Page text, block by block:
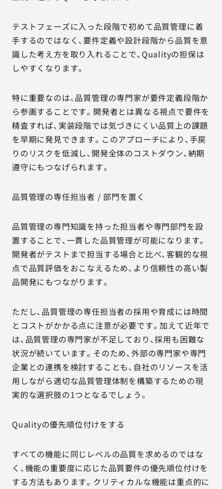
テストフェーズに入った段階で初めて品質管理に着
手するのではなく、要件定義や設計段階から品質を意
識した考え方を取り入れることで、Qualityの担保は
しやすくなります。
特に重要なのは、品質管理の専門家が要件定義段階か
ら参画することです。開発者とは異なる視点で要件を
精査すれば、実装段階では気づきにくい品質上の課題
を早期に発見できます。このアプローチにより、手戻
りのリスクを低減し、開発全体のコストダウン、納期
遵守にもつなげられます。
品質管理の専任担当者 / 部門を置く
品質管理の専門知識を持った担当者や専門部門を設
置することで、一貫した品質管理が可能になります。
開発者がテストまで担当する場合と比べ、客観的な視
点で品質評価をおこなえるため、より信頼性の高い製
品開発にもつながります。
ただし、品質管理の専任担当者の採用や育成には時間
とコストがかかる点に注意が必要です。加えて近年で
は、品質管理の専門家が不足しており、採用も困難な
状況が続いています。そのため、外部の専門家や専門
企業との連携を検討することも、自社のリソースを活
用しながら適切な品質管理体制を構築するための現
実的な選択肢の1つとなるでしょう。
Qualityの優先順位付けをする
すべての機能に同じレベルの品質を求めるのではな
く、機能の重要度に応じた品質要件の優先順位付けを
する方法もあります。クリティカルな機能は重点的に